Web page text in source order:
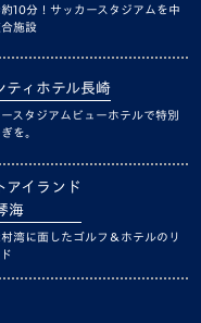
10分！サッカースタジアムを中
施設
ティホテル長崎
スタジアムビューホテルで特別
を。
アイランド
海
湾に面したゴルフ＆ホテルのリ